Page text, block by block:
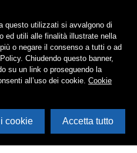
questo utilizzati si avvalgono di
ed utili alle finalità illustrate nella
o negare il consenso a tutti o ad
Chiudendo questo banner,
su un link o proseguendo la
all’uso dei cookie. Cookie
cookie Accetta tutto